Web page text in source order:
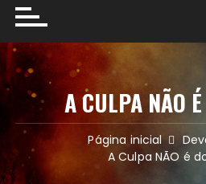
A CULPA NÃO
Página inicial
A Culpa NÃO é